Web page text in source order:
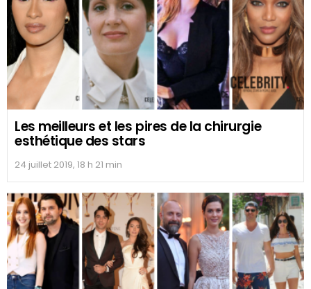
Les meilleurs et les pires de la chirurgie
esthétique des stars
24 juillet 2019, 18 h 21 min